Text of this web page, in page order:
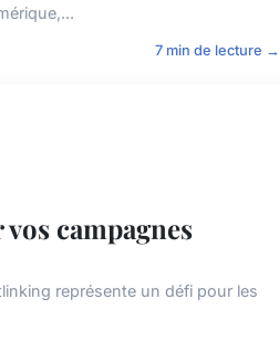
7 min de lecture →
campagnes
représente un défi pour les